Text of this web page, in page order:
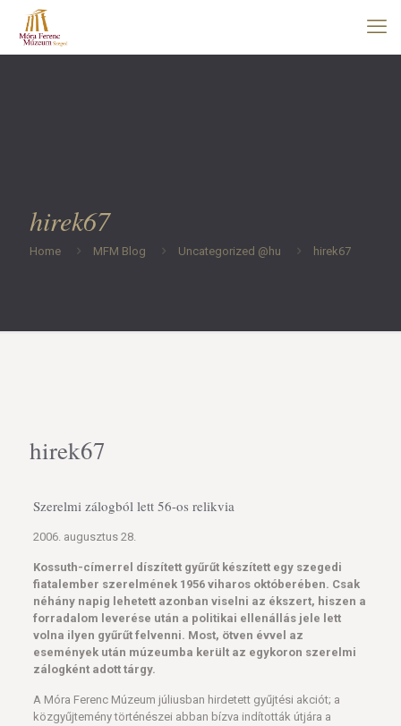
hirek67
Home MFM Blog Uncategorized @hu hirek67
hirek67
Szerelmi zálogból lett 56-os relikvia
2006. augusztus 28.
Kossuth-címerrel díszített gyűrűt készített egy szegedi
fiatalember szerelmének 1956 viharos októberében. Csak
néhány napig lehetett azonban viselni az ékszert, hiszen a
forradalom leverése után a politikai ellenállás jele lett
volna ilyen gyűrűt felvenni. Most, ötven évvel az
események után múzeumba került az egykoron szerelmi
zálogként adott tárgy.
A Móra Ferenc Múzeum júliusban hirdetett gyűjtési akciót; a
közgyűjtemény történészei abban bízva indították útjára a